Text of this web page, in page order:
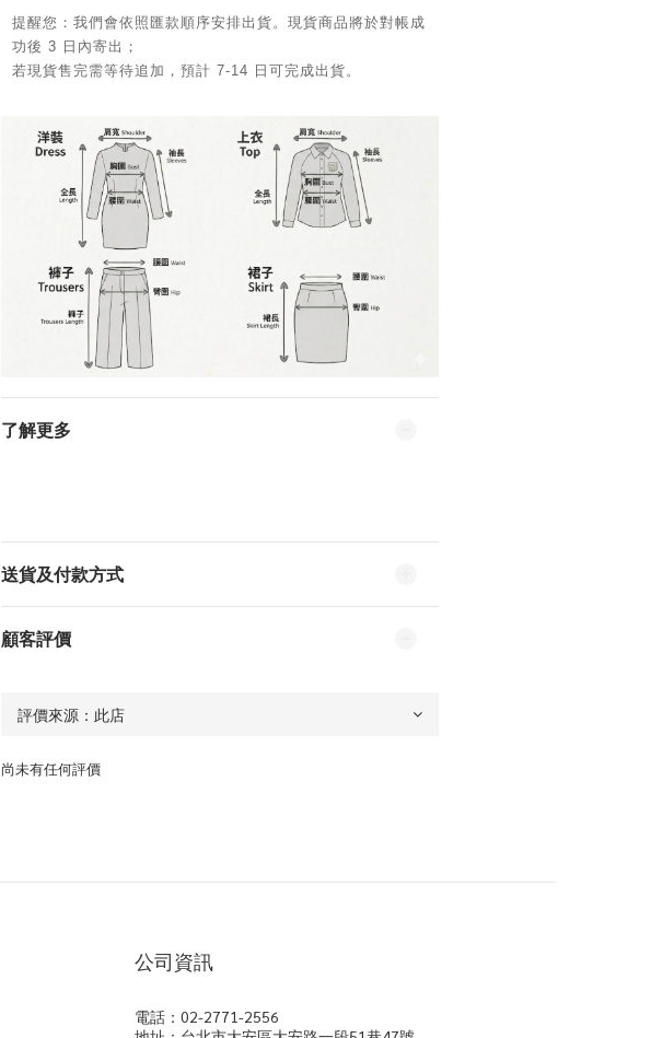
提醒您：我們會依照匯款順序安排出貨。現貨商品將於對帳成
功後 3 日內寄出；
若現貨售完需等待追加，預計 7-14 日可完成出貨。
了解更多
送貨及付款方式
顧客評價
尚未有任何評價
公司資訊
電話：02-2771-2556